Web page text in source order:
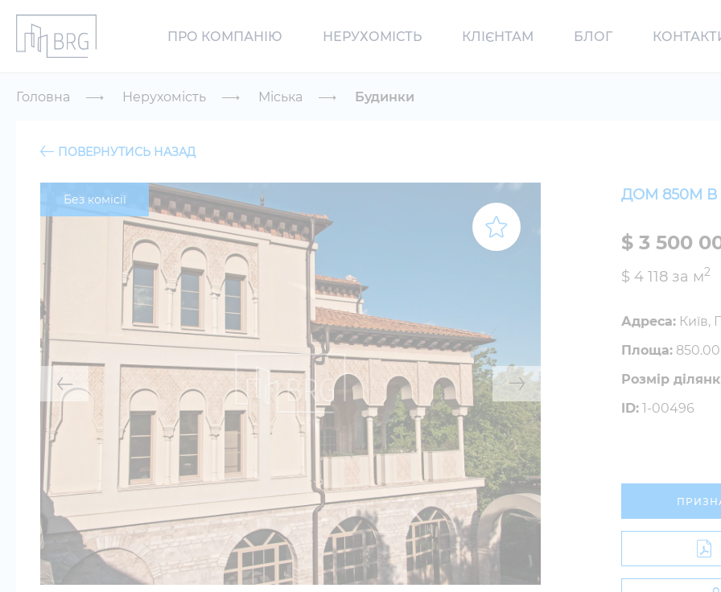
ПРО КОМПАНІЮ НЕРУХОМІСТЬ КЛІЄНТАМ БЛОГ
Головна Нерухомість Міська Будинки
ПОВЕРНУТИСЬ НАЗАД
Без комісії ДОМ 850М
$ 3 500
$ 4 118 за м2
Адреса: Київ,
Площа:
Розмір
ID: 1-00496